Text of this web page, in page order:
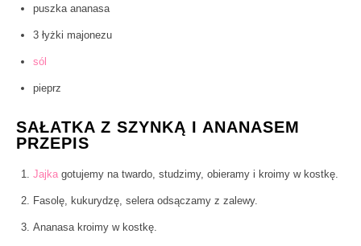
puszka ananasa
3 łyżki majonezu
sól
pieprz
SAŁATKA Z SZYNKĄ I ANANASEM
PRZEPIS
Jajkagotujemy na twardo, studzimy, obieramy i kroimy w kostkę.
Fasolę, kukurydzę, selera odsączamy z zalewy.
Ananasa kroimy w kostkę.